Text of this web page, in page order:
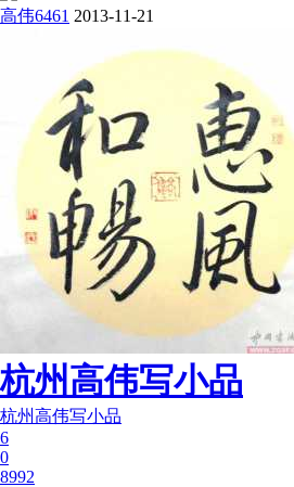
高伟6461 2013-11-21
杭州高伟写小品
杭州高伟写小品
6
0
8992